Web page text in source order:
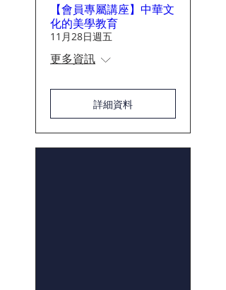
【會員專屬講座】中華文
化的美學教育
11月28日週五
更多資訊
詳細資料